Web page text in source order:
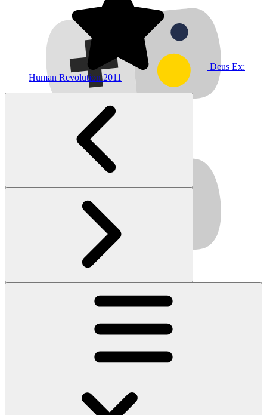
Deus Ex:
Human Revolution2011